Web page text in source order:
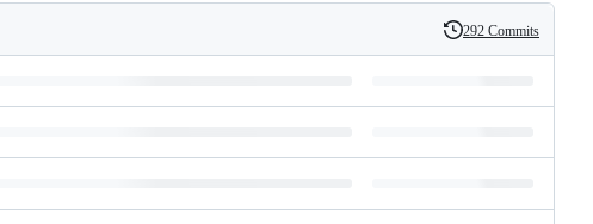
History
292 Commits